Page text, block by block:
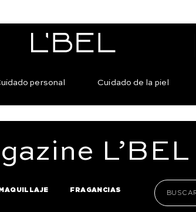
personal Cuidado de la piel
L’BEL
FRAGANCIAS